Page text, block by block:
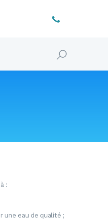
:
une eau de qualité ;